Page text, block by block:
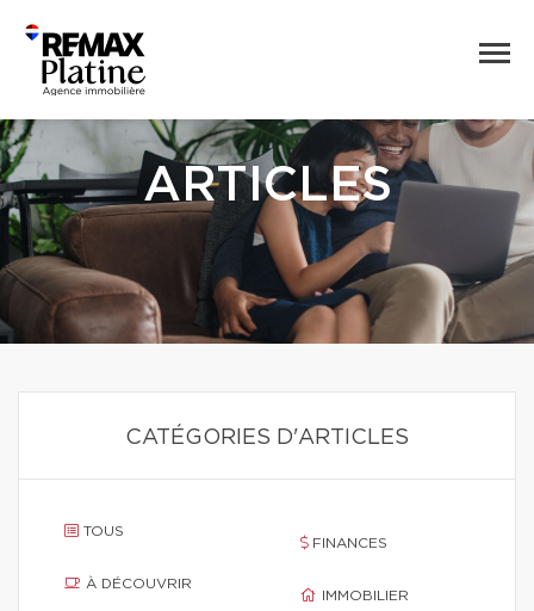
ARTICLES
CATÉGORIES D'ARTICLES
TOUS
À DÉCOUVRIR
FINANCES
IMMOBILIER